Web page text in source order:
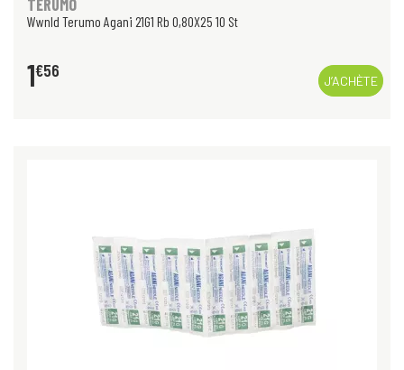
TERUMO
Wwnld Terumo Agani 21G1 Rb 0,80X25 10 St
1€56
J’ACHÈTE